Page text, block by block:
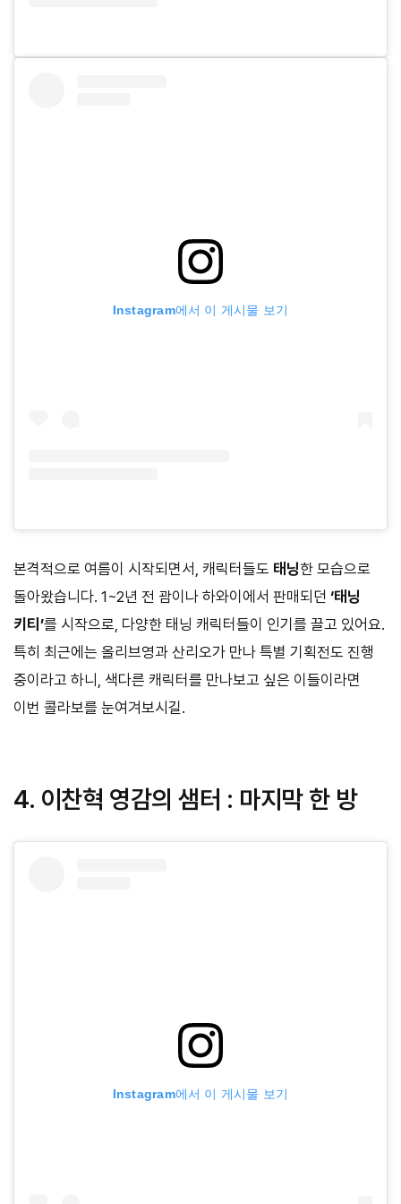
Instagram에서 이 게시물 보기
본격적으로 여름이 시작되면서, 캐릭터들도 태닝한 모습으로
돌아왔습니다. 1~2년 전 괌이나 하와이에서 판매되던 ‘태닝
키티’를 시작으로, 다양한 태닝 캐릭터들이 인기를 끌고 있어요.
특히 최근에는 올리브영과 산리오가 만나 특별 기획전도 진행
중이라고 하니, 색다른 캐릭터를 만나보고 싶은 이들이라면
이번 콜라보를 눈여겨보시길.
4. 이찬혁 영감의 샘터 : 마지막 한 방
Instagram에서 이 게시물 보기